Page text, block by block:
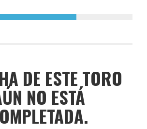
DE ESTE TORO
NO ESTÁ